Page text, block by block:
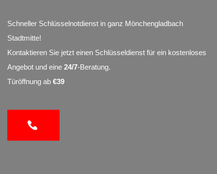
Schneller Schlüsselnotdienst in ganz Mönchengladbach
Stadtmitte!
Kontaktieren Sie jetzt einen Schlüsseldienst für ein kostenloses
Angebot und eine 24/7-Beratung.
Türöffnung ab €39